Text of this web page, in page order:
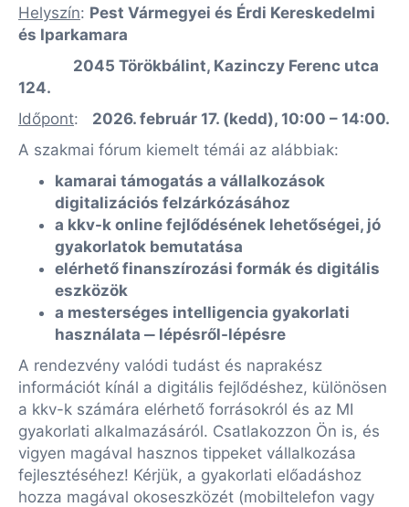
Helyszín: Pest Vármegyei és Érdi Kereskedelmi
és Iparkamara
2045 Törökbálint, Kazinczy Ferenc utca
124.
Időpont: 2026. február 17. (kedd), 10:00 – 14:00.
A szakmai fórum kiemelt témái az alábbiak:
kamarai támogatás a vállalkozások
digitalizációs felzárkózásához
a kkv-k online fejlődésének lehetőségei, jó
gyakorlatok bemutatása
elérhető finanszírozási formák és digitális
eszközök
a mesterséges intelligencia gyakorlati
használata ‒ lépésről-lépésre
A rendezvény valódi tudást és naprakész
információt kínál a digitális fejlődéshez, különösen
a kkv-k számára elérhető forrásokról és az MI
gyakorlati alkalmazásáról. Csatlakozzon Ön is, és
vigyen magával hasznos tippeket vállalkozása
fejlesztéséhez! Kérjük, a gyakorlati előadáshoz
hozza magával okoseszközét (mobiltelefon vagy